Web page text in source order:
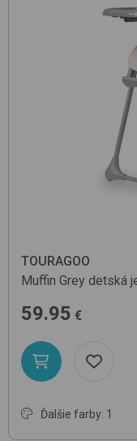
TOURAGOO
Muffin Grey detská
59.95 €
Ďalšie farby: 1